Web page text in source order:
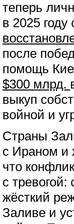
теперь
в 2025
после
помощь
$300 млрд.
выкуп
войной и
Страны
с Ираном и
что
с тревогой:
жёсткий
Заливе и